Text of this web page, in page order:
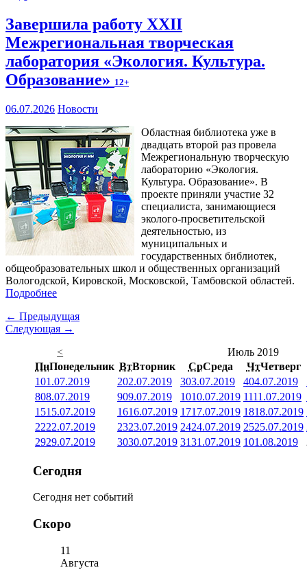
Завершила работу XXII
Межрегиональная творческая
лаборатория «Экология. Культура.
Образование» 12+
06.07.2026 Новости
Областная библиотека уже в
двадцать второй раз провела
Межрегиональную творческую
лабораторию «Экология.
Культура. Образование». В
проекте приняли участие 32
специалиста, занимающиеся
эколого-просветительской
деятельностью, из
муниципальных и
государственных библиотек,
общеобразовательных школ и общественных организаций
Вологодской, Кировской, Московской, Тамбовской областей.
Подробнее
← Предыдущая
Следующая →
<
Июль 2019
ПнПонедельник ВтВторник СрСреда ЧтЧетверг
101.07.2019 202.07.2019 303.07.2019 404.07.2019
808.07.2019 909.07.2019 1010.07.2019 1111.07.2019
1515.07.2019 1616.07.2019 1717.07.2019 1818.07.2019
2222.07.2019 2323.07.2019 2424.07.2019 2525.07.2019
2929.07.2019 3030.07.2019 3131.07.2019 101.08.2019
Сегодня
Сегодня нет событий
Скоро
11
Августа